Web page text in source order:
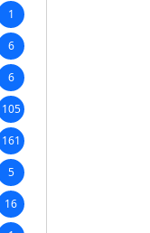
1
6
6
105
161
5
16